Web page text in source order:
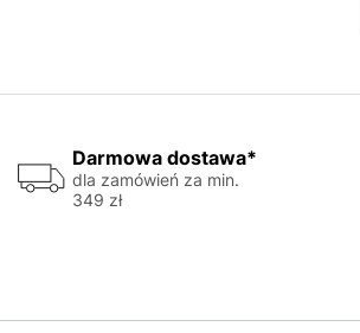
Darmowa dostawa*
dla zamówień za min.
349 zł